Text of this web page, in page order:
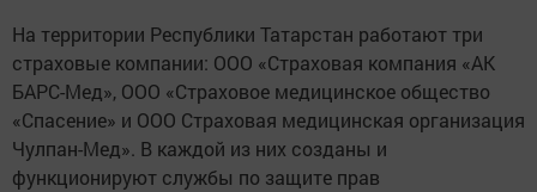
На территории Республики Татарстан работают три
страховые компании: ООО «Страховая компания «АК
БАРС-Мед», ООО «Страховое медицинское общество
«Спасение» и ООО Страховая медицинская организация
Чулпан-Мед». В каждой из них созданы и
функционируют службы по защите прав